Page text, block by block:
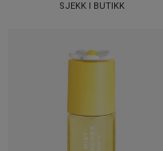
SJEKK I BUTIKK